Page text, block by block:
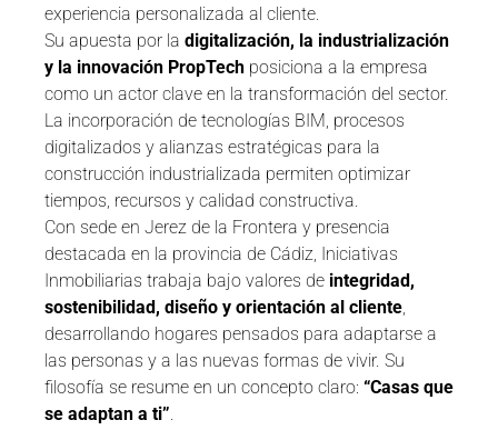
experiencia personalizada al cliente.
Su apuesta por la digitalización, la industrialización
y la innovación PropTech posiciona a la empresa
como un actor clave en la transformación del sector.
La incorporación de tecnologías BIM, procesos
digitalizados y alianzas estratégicas para la
construcción industrializada permiten optimizar
tiempos, recursos y calidad constructiva.
Con sede en Jerez de la Frontera y presencia
destacada en la provincia de Cádiz, Iniciativas
Inmobiliarias trabaja bajo valores de integridad,
sostenibilidad, diseño y orientación al cliente
desarrollando hogares pensados para adaptarse a
las personas y a las nuevas formas de vivir. Su
filosofía se resume en un concepto claro: “Casas que
se adaptan a ti”